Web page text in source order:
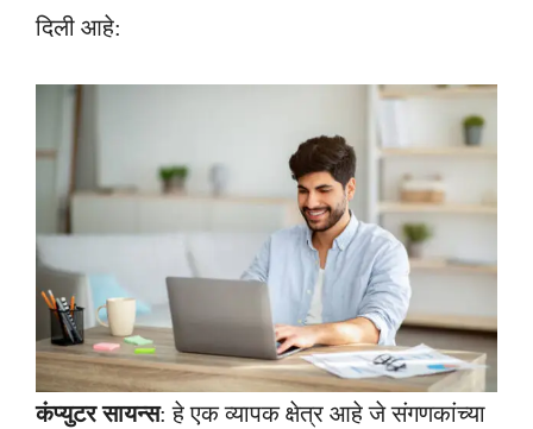
दिली आहे:
कंप्युटर सायन्स: हे एक व्यापक क्षेत्र आहे जे संगणकांच्या